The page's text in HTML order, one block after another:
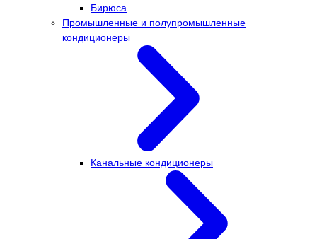
Бирюса
Промышленные и полупромышленные
кондиционеры
Канальные кондиционеры